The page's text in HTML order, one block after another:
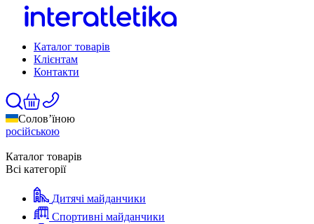
Каталог товарів
Клієнтам
Контакти
Солов’їною
російською
Каталог товарів
Всі категорії
Дитячі майданчики
Спортивні майданчики